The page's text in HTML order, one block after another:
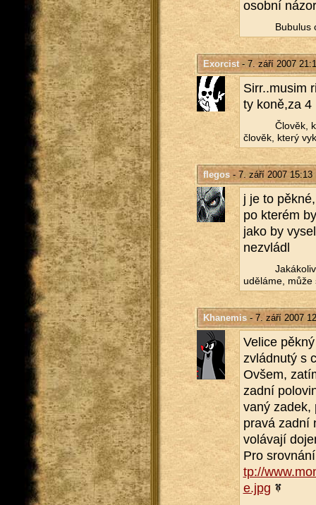
osob­ní
Bu­bu­lus
Exorcist- 7. září 2007
Sirr..​musim
ty koně,za 4
Člo­věk,
člo­věk, který
flegos- 7. září 2007 15:13
j je to
po kte­rém
jako by
ne­zvlá­dl
udě­lá­me, může
Khanemis- 7. září 2007
Ve­li­ce
zvlád­nu­tý s
Ovšem,
zadní
va­ný zadek,
pravá zadní
vo­lá­va­jí
Pro
tp://​
e.​jpg